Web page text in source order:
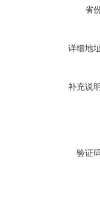
省
详细地
补充说
验证